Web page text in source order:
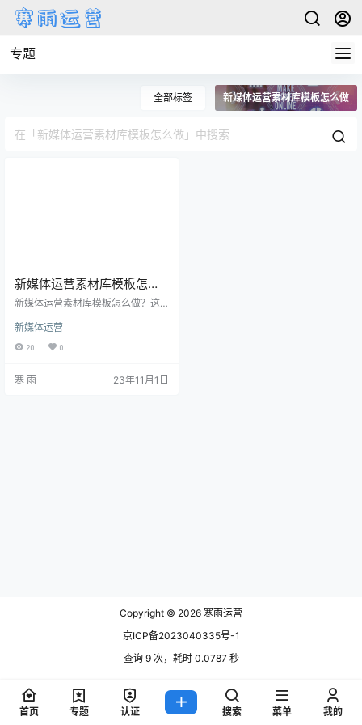
专题
全部标签 新媒体运营素材库模板怎么做
新媒体运营素材库模板怎么
做
新媒体运营素材库模板怎么做？这
到的问题。在如今竞争激烈的网络
环境下，拥有一套完整有效的素材
绍新媒体运营素材库模板的制作方
新媒体运营
20 0
寒 雨 23年11月1日
Copyright © 2026 寒雨运营
京ICP备2023040335号-1
查询 9 次，耗时 0.0787 秒
首页 专题 认证 搜索 菜单 我的